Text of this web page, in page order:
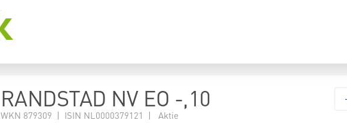
RANDSTAD NV EO -,10
WKN 879309 | ISIN NL0000379121 | Aktie